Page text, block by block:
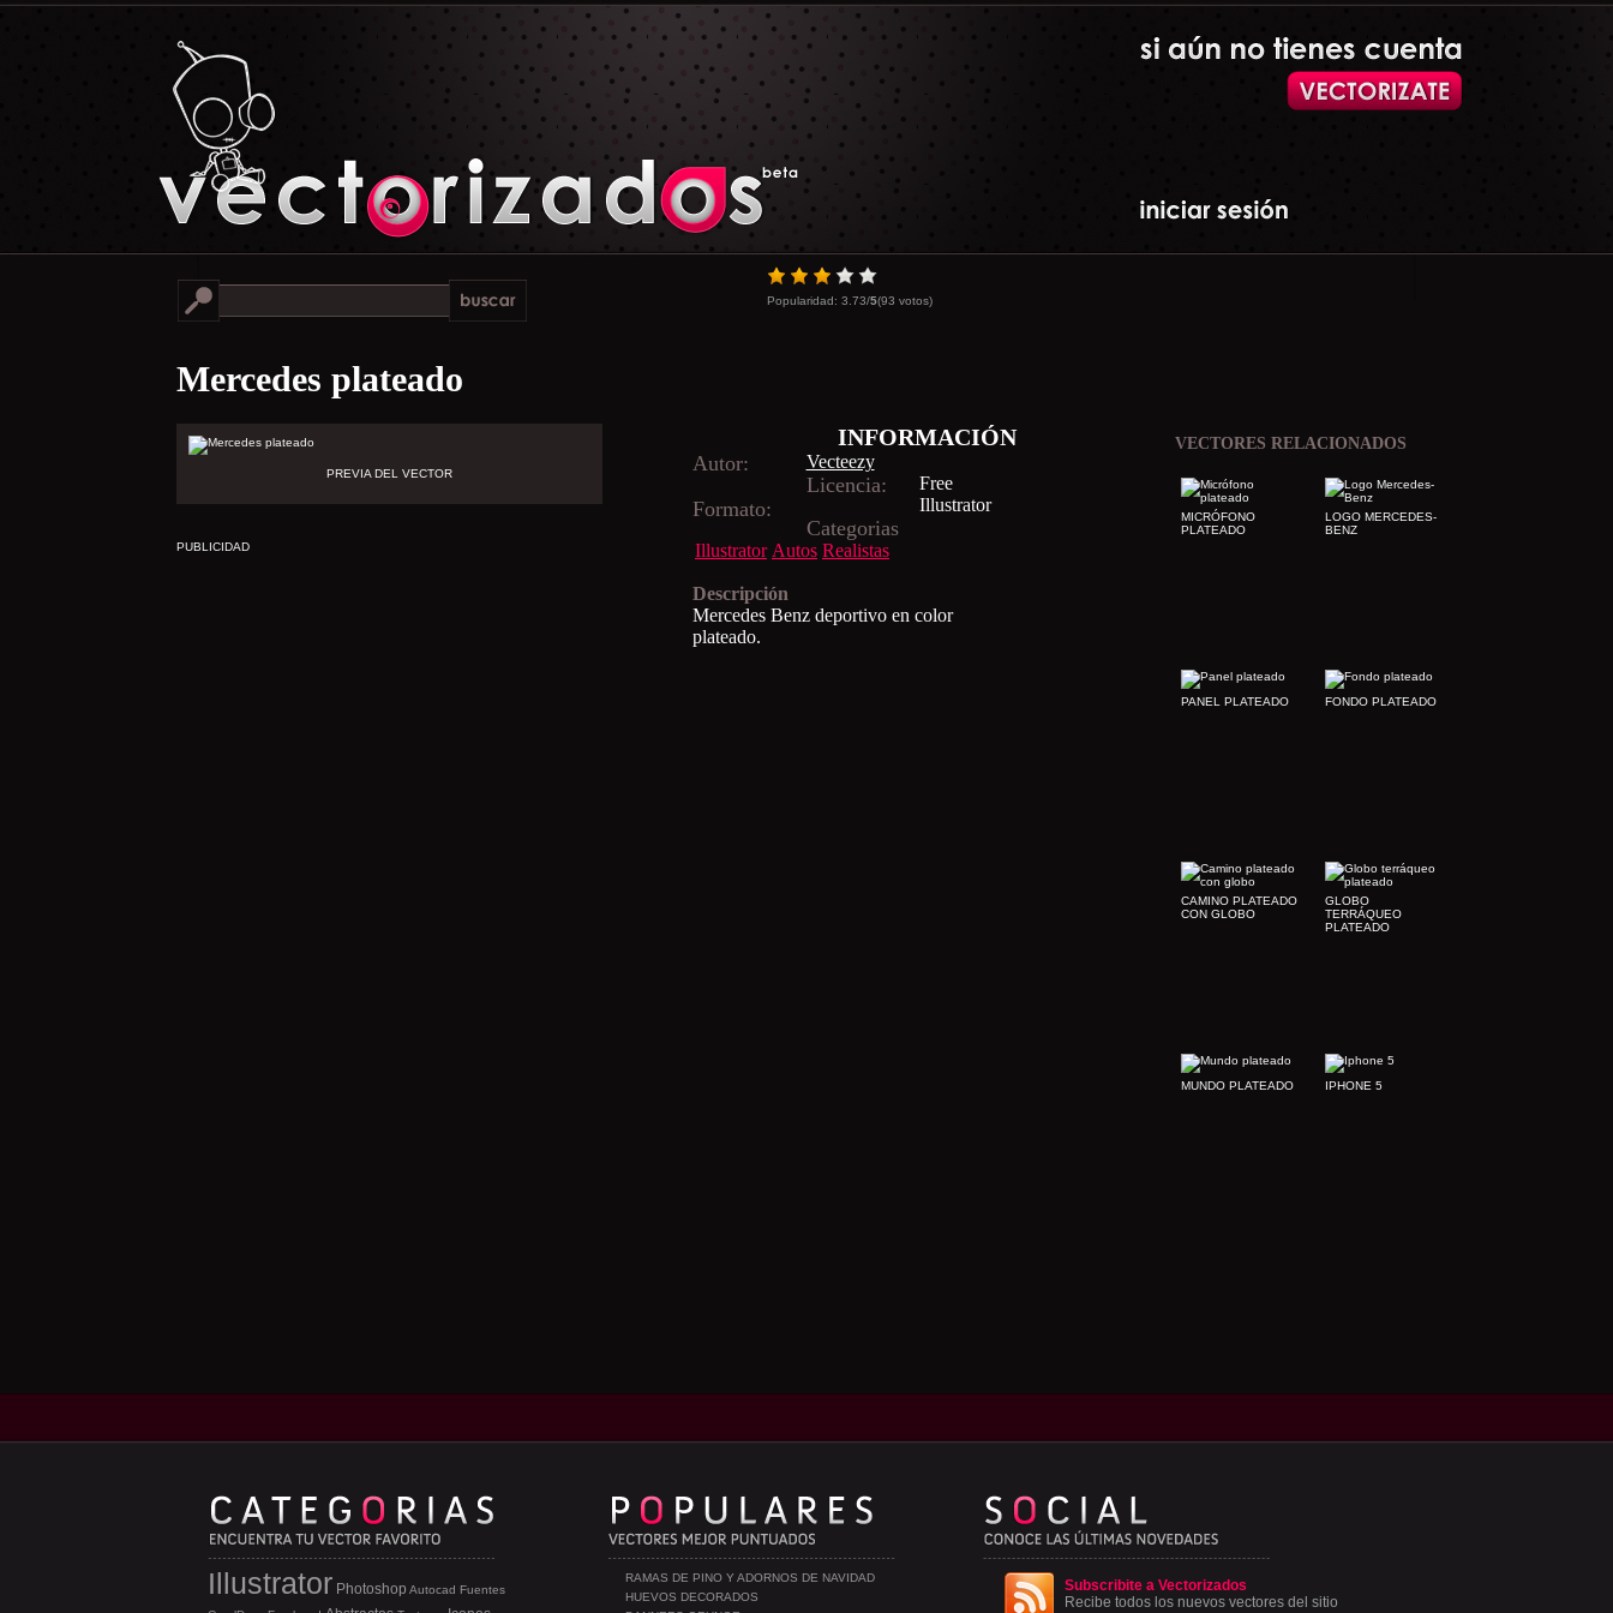
Popularidad: 3.73/5(93 votos)
Mercedes plateado
PREVIA DEL VECTOR
INFORMACIÓN
Autor: Vecteezy
Licencia: Free
Formato: Illustrator
Categorias
Illustrator Autos Realistas
Descripción
Mercedes Benz deportivo en color
plateado.
PUBLICIDAD
VECTORES RELACIONADOS
LOGO MERCEDES-
BENZ
MICRÓFONO
PLATEADO
FONDO PLATEADO
PANEL PLATEADO
GLOBO
TERRÁQUEO
PLATEADO
CAMINO PLATEADO
CON GLOBO
IPHONE 5
MUNDO PLATEADO
Subscribite a Vectorizados
Recibe todos los nuevos vectores del sitio
RAMAS DE PINO Y ADORNOS DE NAVIDAD
HUEVOS DECORADOS
Illustrator Photoshop Autocad Fuentes